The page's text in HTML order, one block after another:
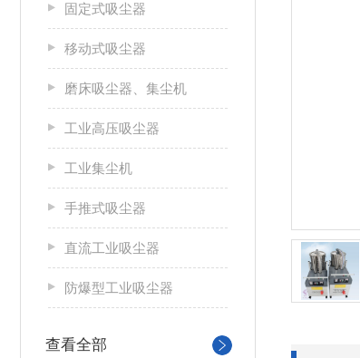
固定式吸尘器
移动式吸尘器
磨床吸尘器、集尘机
工业高压吸尘器
工业集尘机
手推式吸尘器
直流工业吸尘器
防爆型工业吸尘器
查看全部